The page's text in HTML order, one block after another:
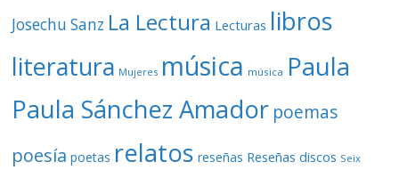
Josechu Sanz La Lectura Lecturas libros
literatura Mujeres música música Paula
Paula Sánchez Amador poemas
poesía poetas relatos reseñas Reseñas discos Seix